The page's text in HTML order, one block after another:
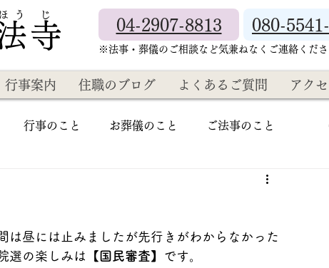
寺
う じ
04-2907-8813 080-
​※法事・葬儀のご相談など気兼ねなくご連絡くださ
行事案内 住職のブログ よくあるご質問 アク
行事のこと お葬儀のこと ご法事のこと
は昼には止みましたが先行きがわからなかった
選の楽しみは【国民審査】
です。